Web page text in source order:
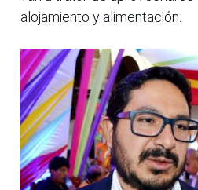
alojamiento y alimentación.